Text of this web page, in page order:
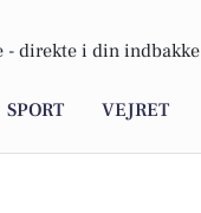
- direkte i din indbakke
SPORT VEJRET